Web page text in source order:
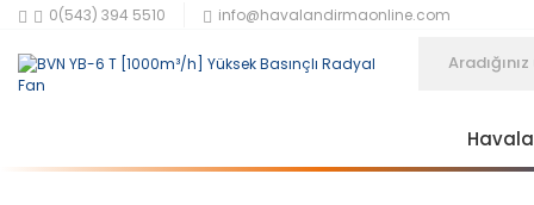
0(543) 394 5510 info@havalandirmaonline.com